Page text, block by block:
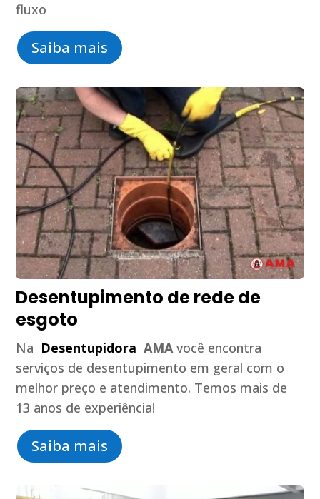
fluxo
Saiba mais
Desentupimento de rede de
esgoto
Na Desentupidora AMAvocê encontra
serviços de desentupimento em geral com o
melhor preço e atendimento. Temos mais de
13 anos de experiência!
Saiba mais